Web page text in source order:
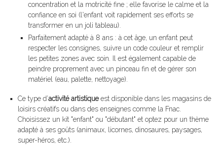
concentration et la motricité fine ; elle favorise le calme et la
confiance en soi (l'enfant voit rapidement ses efforts se
transformer en un joli tableau).
Parfaitement adapté à 8 ans : à cet âge, un enfant peut
respecter les consignes, suivre un code couleur et remplir
les petites zones avec soin. Il est également capable de
peindre proprement avec un pinceau fin et de gérer son
matériel (eau, palette, nettoyage).
Ce type d’activité artistiqueest disponible dans les magasins de
loisirs créatifs ou dans des enseignes comme la Fnac.
Choisissez un kit "enfant" ou "débutant" et optez pour un thème
adapté à ses goûts (animaux, licornes, dinosaures, paysages,
super-héros, etc.).